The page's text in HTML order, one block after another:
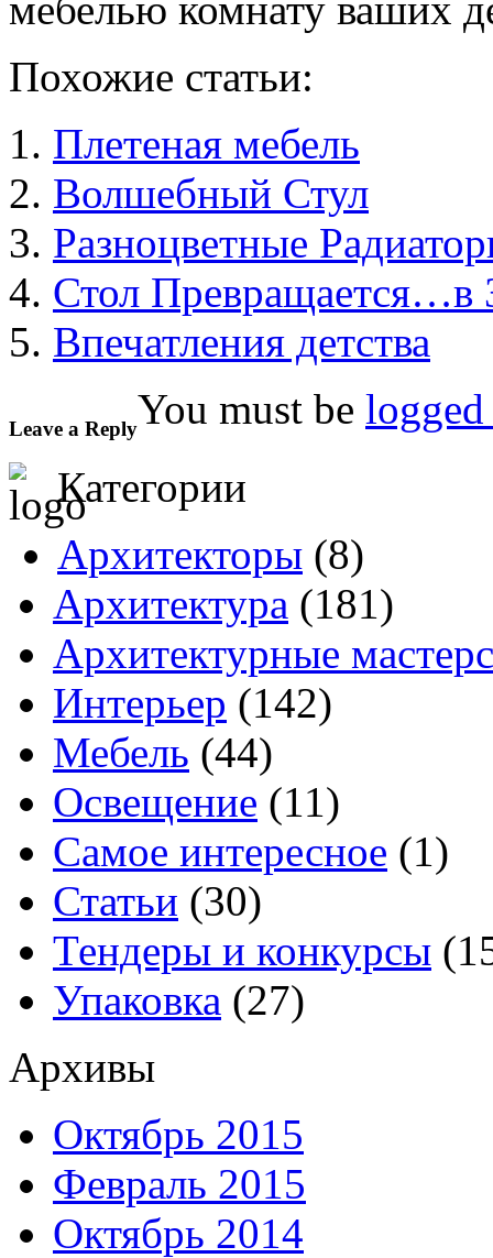
Похожие статьи:
Плетеная мебель
Волшебный Стул
Разноцветные
Стол Превращается…в
Впечатления детства
Leave a ReplyYou must be
Категории
Архитекторы (8)
Архитектура (181)
Архитектурные
Интерьер (142)
Мебель (44)
Освещение (11)
Самое интересное (1)
Статьи (30)
Тендеры и конкурсы
Упаковка (27)
Архивы
Октябрь 2015
Февраль 2015
Октябрь 2014